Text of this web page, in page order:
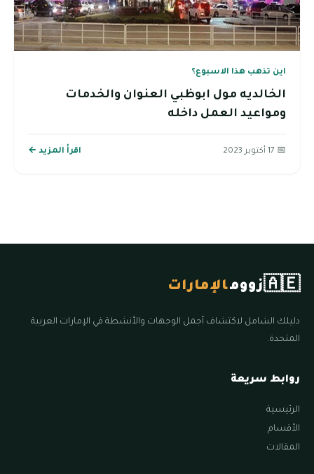
اين تذهب هذا الاسبوع؟
الخالديه مول ابوظبي العنوان والخدمات
ومواعيد العمل داخله
📅 17 أكتوبر 2023 اقرأ المزيد ←
🇦🇪زوومالإمارات
دليلك الشامل لاكتشاف أجمل الوجهات والأنشطة في الإمارات العربية
المتحدة.
روابط سريعة
الرئيسية
الأقسام
المقالات